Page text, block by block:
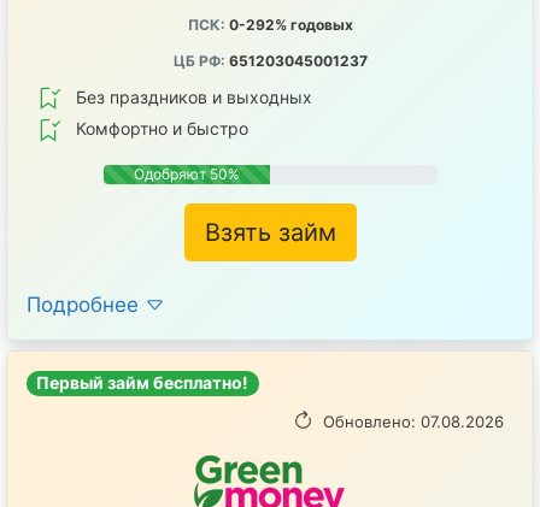
ПСК: 0-292% годовых
ЦБ РФ: 651203045001237
Без праздников и выходных
Комфортно и быстро
Одобряют 50%
Взять займ
Подробнее
Первый займ бесплатно!
Обновлено: 07.08.2026